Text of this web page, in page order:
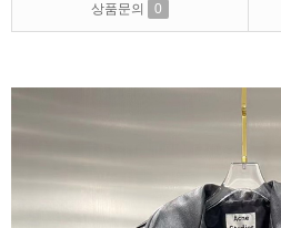
상품문의 0